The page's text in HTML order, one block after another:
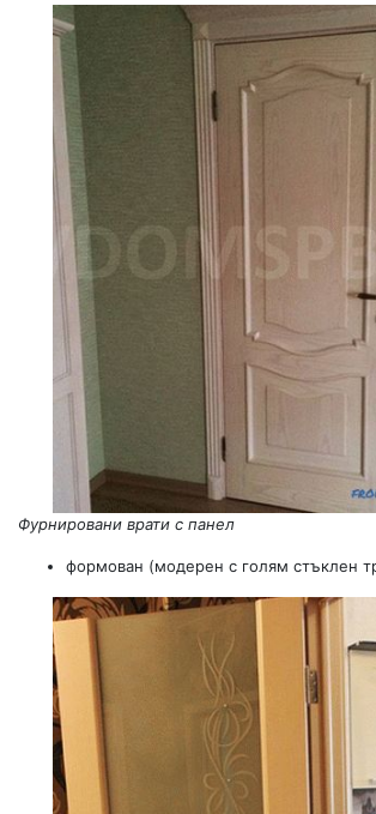
Фурнировани врати с панел
формован (модерен с голям стъклен